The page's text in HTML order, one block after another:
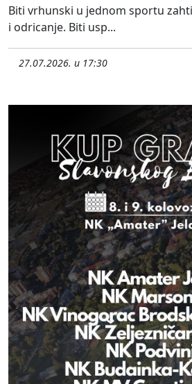
Biti vrhunski u jednom sportu
i odricanje. Biti usp...
27.07.2026. u 17:30